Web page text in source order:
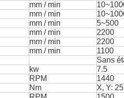
mm / min 10~
mm / min 10~
mm / min 5~500
mm / min
2200
mm / min
2200
mm / min
1100
Sans
kw
7.5
RPM
1440
Nm
X, Y: